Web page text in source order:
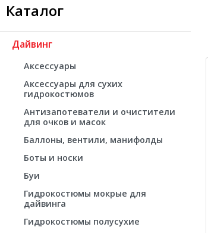
Каталог
Дайвинг
Аксессуары
Аксессуары для сухих
гидрокостюмов
Антизапотеватели и очистители
для очков и масок
Баллоны, вентили, манифолды
Боты и носки
Буи
Гидрокостюмы мокрые для
дайвинга
Гидрокостюмы полусухие